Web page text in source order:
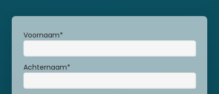
Voornaam*
Achternaam*